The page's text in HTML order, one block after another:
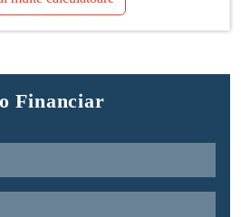
Financiar